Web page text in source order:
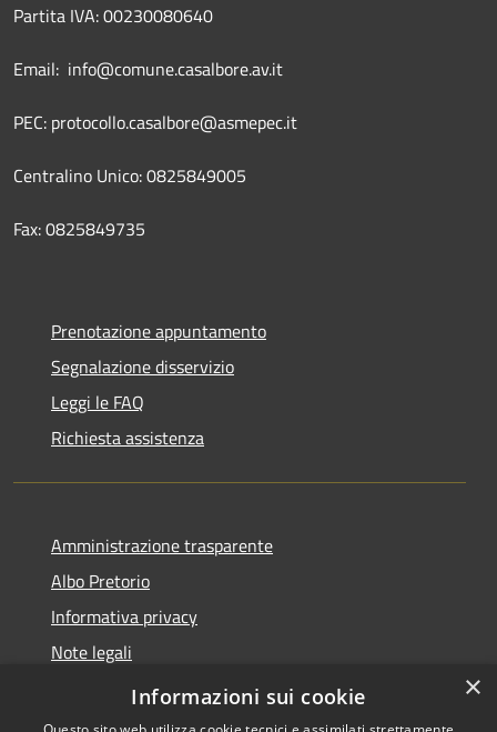
Partita IVA: 00230080640
Email: info@comune.casalbore.av.it
PEC: protocollo.casalbore@asmepec.it
Centralino Unico: 0825849005
Fax: 0825849735
Prenotazione appuntamento
Segnalazione disservizio
Leggi le FAQ
Richiesta assistenza
Amministrazione trasparente
Albo Pretorio
Informativa privacy
Note legali
Dichiarazione di accessibilità
×
Informazioni sui cookie